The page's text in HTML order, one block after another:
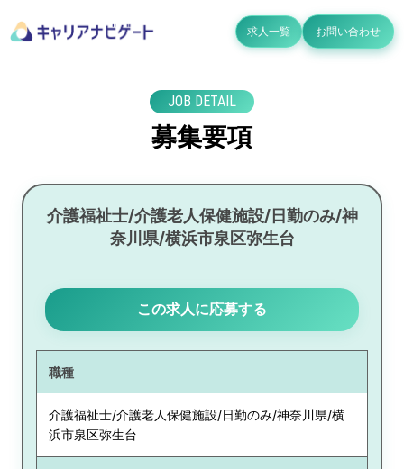
求人一覧 お問い合わせ
JOB DETAIL
募集要項
介護福祉士/介護老人保健施設/日勤のみ/神
奈川県/横浜市泉区弥生台
この求人に応募する
職種
介護福祉士/介護老人保健施設/日勤のみ/神奈川県/横
浜市泉区弥生台